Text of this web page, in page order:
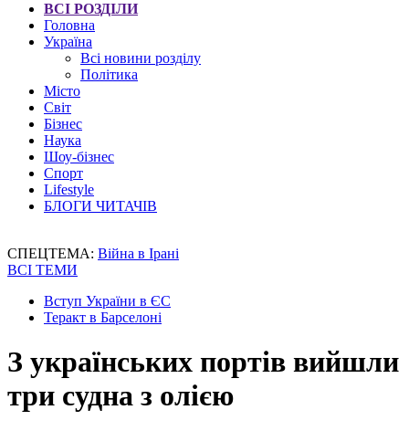
ВСІ РОЗДІЛИ
Головна
Україна
Всі новини розділу
Політика
Місто
Світ
Бізнес
Наука
Шоу-бізнес
Спорт
Lifestyle
БЛОГИ ЧИТАЧІВ
СПЕЦТЕМА: Війна в Ірані
ВСІ ТЕМИ
Вступ України в ЄС
Теракт в Барселоні
З українських портів вийшли
три судна з олією